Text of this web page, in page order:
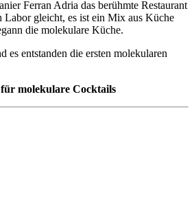
Ferran Adria das berühmte Restaurant
Labor gleicht, es ist ein Mix aus Küche
die molekulare Küche.
es entstanden die ersten molekularen
molekulare Cocktails